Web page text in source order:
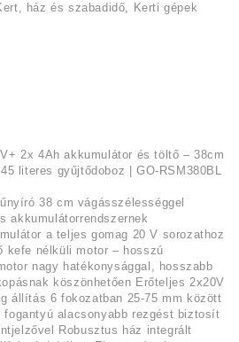
ház és szabadidő, Kerti gépek
2x 4Ah akkumulátor és töltő – 38cm
literes gyűjtődoboz | GO-RSM380BL
38 cm vágásszélességgel
akkumulátorrendszernek
a teljes gomag 20 V sorozathoz
kefe nélküli motor – hosszú
nagy hatékonysággal, hosszabb
köszönhetően Erőteljes 2x20V
állítás 6 fokozatban 25-75 mm között
alacsonyabb rezgést biztosít
Robusztus ház integrált